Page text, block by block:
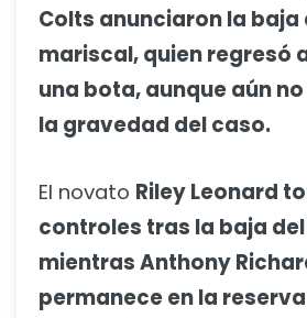
Colts anunciaron la baja
mariscal, quien regresó
una bota, aunque aún
la gravedad del caso.
El novato Riley Leonard
controles tras la baja
mientras Anthony
permanece en la